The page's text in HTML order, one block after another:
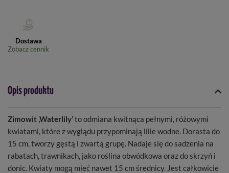
Dostawa
Zobacz cennik
Opis produktu
Zimowit ‚Waterlily’to odmiana kwitnąca pełnymi, różowymi
kwiatami, które z wyglądu przypominają lilie wodne. Dorasta do
15 cm, tworzy gęstą i zwartą grupę. Nadaje się do sadzenia na
rabatach, trawnikach, jako roślina obwódkowa oraz do skrzyń i
donic. Kwiaty mogą mieć nawet 15 cm średnicy. Jest całkowicie